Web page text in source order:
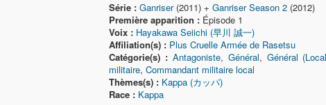
Série : Ganriser(2011) +Ganriser Season 2 (2012)
Première apparition : Épisode 1
Voix : Hayakawa Seiichi (早川 誠一)
Affiliation(s) : Plus Cruelle Armée de Rasetsu
Catégorie(s) : Antagoniste, Général, Général
militaire,Commandant militaire local
Thèmes(s) : Kappa (カッパ)
Race : Kappa